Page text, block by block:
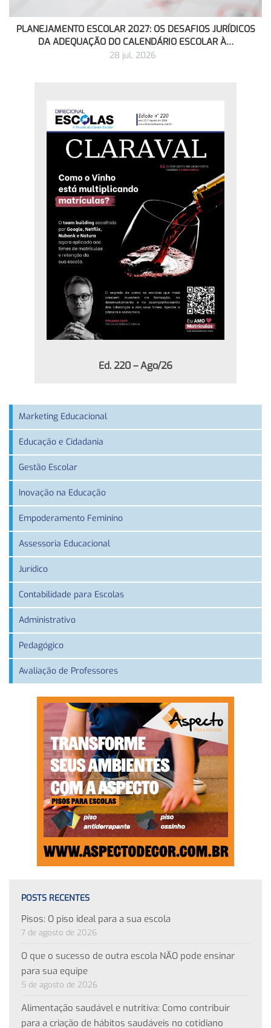
PLANEJAMENTO ESCOLAR 2027: OS DESAFIOS JURÍDICOS
DA ADEQUAÇÃO DO CALENDÁRIO ESCOLAR À…
28 jul, 2026
Ed. 220 – Ago/26
Marketing Educacional
Educação e Cidadania
Gestão Escolar
Inovação na Educação
Empoderamento Feminino
Assessoria Educacional
Jurídico
Contabilidade para Escolas
Administrativo
Pedagógico
Avaliação de Professores
POSTS RECENTES
Pisos: O piso ideal para a sua escola
7 de agosto de 2026
O que o sucesso de outra escola NÃO pode ensinar
para sua equipe
5 de agosto de 2026
Alimentação saudável e nutritiva: Como contribuir
para a criação de hábitos saudáveis no cotidiano